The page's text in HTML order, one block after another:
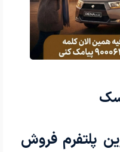
پلتفرم فروش